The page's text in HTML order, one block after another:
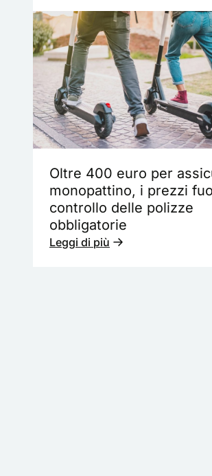
Oltre 400 euro per
monopattino, i prezzi
controllo delle polizze
obbligatorie
Leggi di più